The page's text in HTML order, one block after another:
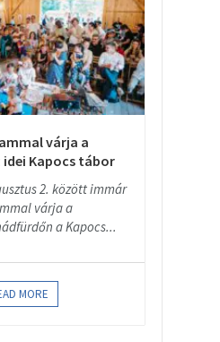
várja a
Kapocs tábor
2. között immár
várja a
a Kapocs...
MORE